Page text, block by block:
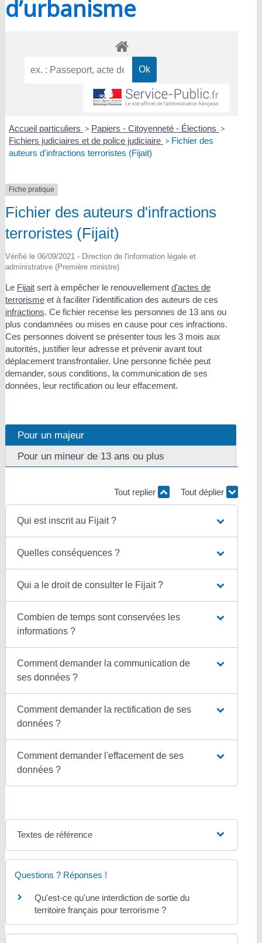
d’urbanisme
Accueil particuliers > Papiers - Citoyenneté - Élections >
Fichiers judiciaires et de police judiciaire > Fichier des
auteurs d'infractions terroristes (Fijait)
Fiche pratique
Fichier des auteurs d'infractions
terroristes (Fijait)
Vérifié le 06/09/2021 - Direction de l'information légale et
administrative (Première ministre)
Le Fijaitsert à empêcher le renouvellement d'actes de
terrorismeet à faciliter l'identification des auteurs de ces
infractions. Ce fichier recense les personnes de 13 ans ou
plus condamnées ou mises en cause pour ces infractions.
Ces personnes doivent se présenter tous les 3 mois aux
autorités, justifier leur adresse et prévenir avant tout
déplacement transfrontalier. Une personne fichée peut
demander, sous conditions, la communication de ses
données, leur rectification ou leur effacement.
Pour un majeur
Pour un mineur de 13 ans ou plus
Tout replier Tout déplier
Qui est inscrit au Fijait ?
Quelles conséquences ?
Qui a le droit de consulter le Fijait ?
Combien de temps sont conservées les
informations ?
Comment demander la communication de
ses données ?
Comment demander la rectification de ses
données ?
Comment demander l'effacement de ses
données ?
Textes de référence
Questions ? Réponses !
Qu'est-ce qu'une interdiction de sortie du
territoire français pour terrorisme ?